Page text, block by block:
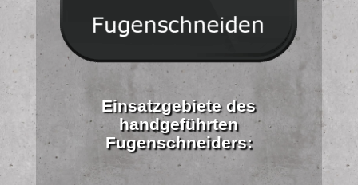
Einsatzgebiete des
handgeführten
Fugenschneiders: